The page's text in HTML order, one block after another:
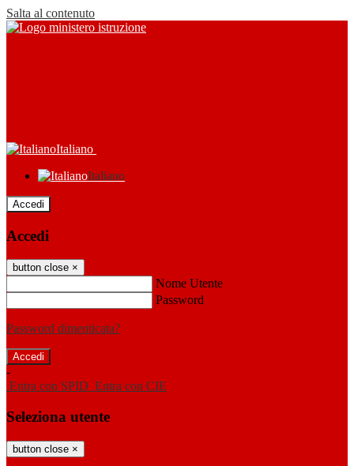
Salta al contenuto
Italiano
Italiano
Accedi
Accedi
button close ×
Nome Utente
Password
Password dimenticata?
-
Entra con SPID Entra con CIE
Seleziona utente
button close ×